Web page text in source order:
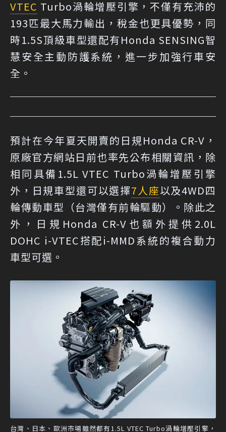
VTEC Turbo渦輪增壓引擎，不僅有充沛的
193匹最大馬力輸出，稅金也更具優勢，同
時1.5S頂級車型還配有Honda SENSING智
慧安全主動防護系統，進一步加強行車安
全。
預計在今年夏天開賣的日規Honda CR-V，
原廠官方網站日前也率先公布相關資訊，除
相同具備1.5L VTEC Turbo渦輪增壓引擎
外，日規車型還可以選擇7人座以及4WD四
輪傳動車型（台灣僅有前輪驅動）。除此之
外，日規Honda CR-V也額外提供2.0L
DOHC i-VTEC搭配i-MMD系統的複合動力
車型可選。
台灣、日本、歐洲市場雖然都有1.5L VTEC Turbo渦輪增壓引擎，